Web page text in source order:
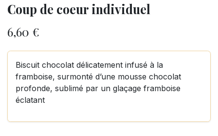
Coup de coeur individuel
6,60 €
Biscuit chocolat délicatement infusé à la
framboise, surmonté d’une mousse chocolat
profonde, sublimé par un glaçage framboise
éclatant